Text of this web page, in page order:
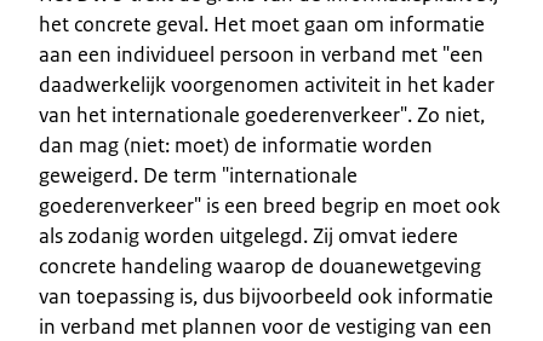
het concrete geval. Het moet gaan om informatie
aan een individueel persoon in verband met "een
daadwerkelijk voorgenomen activiteit in het kader
van het internationale goederenverkeer". Zo niet,
dan mag (niet: moet) de informatie worden
geweigerd. De term "internationale
goederenverkeer" is een breed begrip en moet ook
als zodanig worden uitgelegd. Zij omvat iedere
concrete handeling waarop de douanewetgeving
van toepassing is, dus bijvoorbeeld ook informatie
in verband met plannen voor de vestiging van een